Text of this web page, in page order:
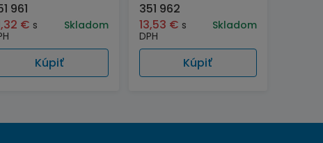
961
€ s
Skladom
Kúpiť
351 962
13,53 € s
DPH
Skladom
Kúpiť